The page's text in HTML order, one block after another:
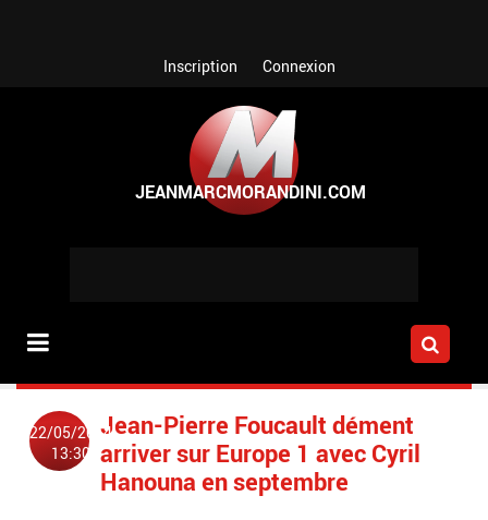
Inscription Connexion
22/05/2014
13:30
Jean-Pierre Foucault dément
arriver sur Europe 1 avec Cyril
Hanouna en septembre